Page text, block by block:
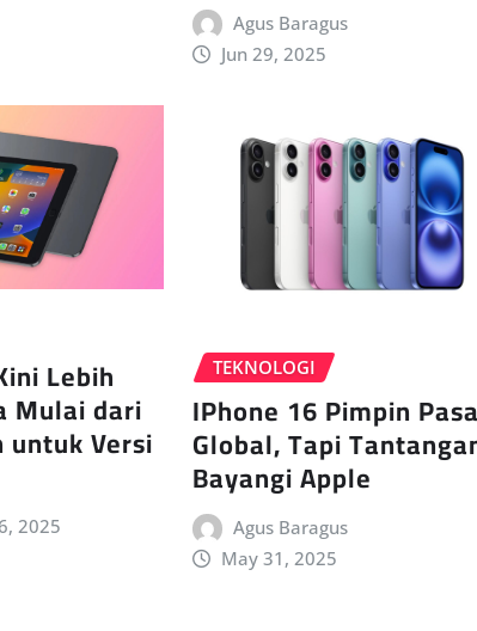
Agus Baragus
Jun 29, 2025
Lebih
Mulai dari
untuk Versi
2025
TEKNOLOGI
IPhone 16 Pimpin
Global, Tapi
Bayangi Apple
Agus Baragus
May 31, 2025